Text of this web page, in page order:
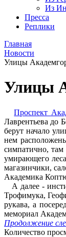
Из
Пресса
Реплики
Главная
Новости
Улицы
Улицы
Проспект
Лаврентьева до
берут начало
нем
симпатично,
умирающего
магазинчики,
Академика
А далее -
Трофимука,
рукава, а
мемориал
Продолжение
Количество